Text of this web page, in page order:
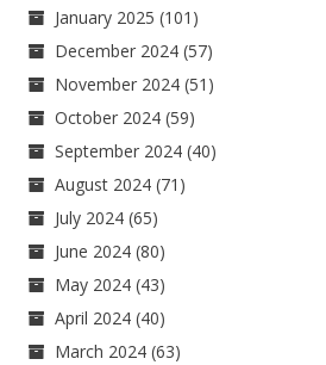
January 2025 (101)
December 2024 (57)
November 2024 (51)
October 2024 (59)
September 2024 (40)
August 2024 (71)
July 2024 (65)
June 2024 (80)
May 2024 (43)
April 2024 (40)
March 2024 (63)